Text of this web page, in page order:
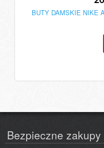
BUTY DAMSKIE NIKE
Bezpieczne zakupy